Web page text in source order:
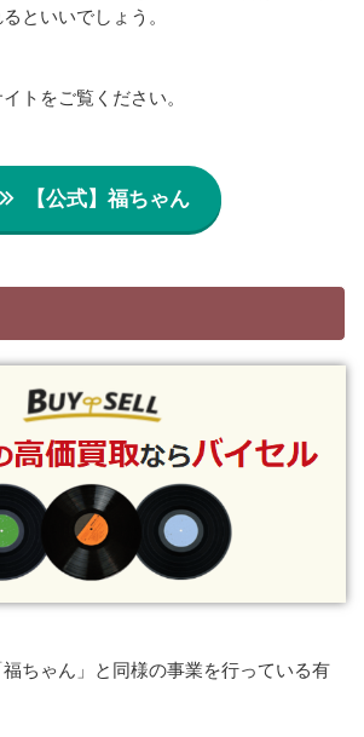
といいでしょう。
トをご覧ください。
【公式】福ちゃん
福ちゃん」と同様の事業を行っている有